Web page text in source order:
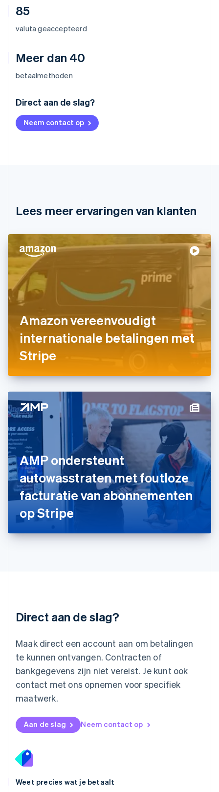
85
valuta geaccepteerd
Meer dan 40
betaalmethoden
Direct aan de slag?
Neem contact op
Lees meer ervaringen van klanten
Amazon vereenvoudigt
internationale betalingen met
Stripe
AMP ondersteunt
autowasstraten met foutloze
facturatie van abonnementen
op Stripe
Direct aan de slag?
Maak direct een account aan om betalingen
te kunnen ontvangen. Contracten of
bankgegevens zijn niet vereist. Je kunt ook
contact met ons opnemen voor specifiek
maatwerk.
Aan de slag Neem contact op
Weet precies wat je betaalt
Australië
English
België
NederlandsFrançais Deutsch
Denemarken
Duitsland
DeutschEnglish
Estland
English
Finland
Svenska
Frankrijk
English
English
Griekenland
Hongarije
Hongkong SAR, China
English
India
Italië
Japan
日本語 English
Kroatië
EnglishItaliano
Letland
English
Liechtenstein
English
Litouwen
Mexico
Español English
Nederlands English
Nieuw-Zeeland
English
Noorwegen
English
DeutschEnglish
English
Portugal
Roemenië
English
English简体中文